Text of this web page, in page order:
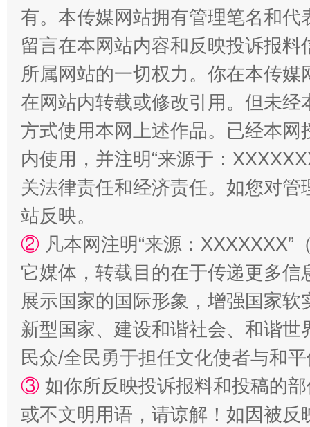
“蜀中异人”王建安的艺术幻境
有。本传媒网站拥有管理笔名和
留言在本网站内容和反映投诉报
所属网站的一切权力。你在本传
在网站内转载或修改引用。但未
方式使用本网上述作品。已经本
内使用，并注明“来源于：
关法律责任和经济责任。如您对
站反映。
② 凡本网注明“来源：
它媒体，转载目的在于传递更多
展示国家的国际形象，增强国家
新型国家、建设和谐社会、和谐
民众/全民勇于担任文化使者与和
③ 如你所反映投诉报料和投稿的
或不文明用语，请谅解！如因被